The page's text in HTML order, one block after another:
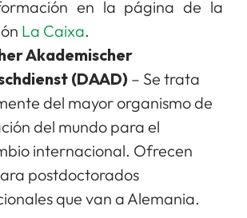
en la página de la
La Caixa.
Akademischer
(DAAD) – Se trata
del mayor organismo de
del mundo para el
internacional. Ofrecen
postdoctorados
que van a Alemania.